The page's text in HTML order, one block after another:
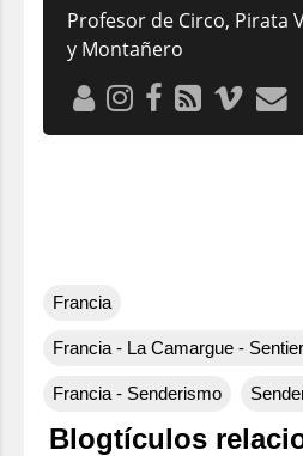
Profesor de Circo, Pirata
y Montañero
Francia
Francia - La Camargue -
Francia - Senderismo
Blogtículos